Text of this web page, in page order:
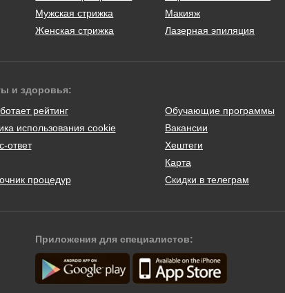
Мужская стрижка
Женская стрижка
Макияж
Лазерная эпиляция
и здоровья:
рейтинг
использования cookie
ответ
процедур
Обучающие программы
Вакансии
Хештеги
Карта
Скидки в телеграм
Приложения для специалистов: